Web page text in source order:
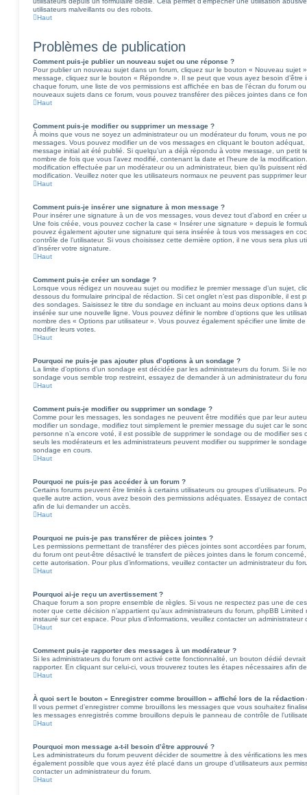
utilisateurs malveillants ou des robots.
Haut
Problèmes de publication
Comment puis-je publier un nouveau sujet ou une réponse ?
Pour publier un nouveau sujet dans un forum, cliquez sur le bouton « Nouveau sujet
message, cliquez sur le bouton « Répondre ». Il se peut que vous ayez besoin
chaque forum, une liste de vos permissions est affichée en bas de l’écran du forum
nouveaux sujets dans ce forum, vous pouvez transférer des pièces jointes dans ce
Haut
Comment puis-je modifier ou supprimer un message ?
À moins que vous ne soyez un administrateur ou un modérateur du forum, vous ne
messages. Vous pouvez modifier un de vos messages en cliquant le bouton
message initial ait été publié. Si quelqu’un a déjà répondu à votre message, un petit
nombre de fois que vous l’avez modifié, contenant la date et l’heure de la
modification effectuée par un modérateur ou un administrateur, bien qu’ils puissent
modification. Veuillez noter que les utilisateurs normaux ne peuvent pas supprimer
Haut
Comment puis-je insérer une signature à mon message ?
Pour insérer une signature à un de vos messages, vous devez tout d’abord en créer
Une fois créée, vous pouvez cocher la case « Insérer une signature » depuis le
pouvez également ajouter une signature qui sera insérée à tous vos messages en
contrôle de l’utilisateur. Si vous choisissez cette dernière option, il ne vous sera plus
d’insérer votre signature.
Haut
Comment puis-je créer un sondage ?
Lorsque vous rédigez un nouveau sujet ou modifiez le premier message d’un sujet,
dessous du formulaire principal de rédaction. Si cet onglet n’est pas disponible, il est
des sondages. Saisissez le titre du sondage en incluant au moins deux options
insérée sur une nouvelle ligne. Vous pouvez définir le nombre d’options que les
nombre des « Options par utilisateur ». Vous pouvez également spécifier une limite
modifier leurs votes.
Haut
Pourquoi ne puis-je pas ajouter plus d’options à un sondage ?
La limite d’options d’un sondage est décidée par les administrateurs du forum. Si le
sondage vous semble trop restreint, essayez de demander à un administrateur du
Haut
Comment puis-je modifier ou supprimer un sondage ?
Comme pour les messages, les sondages ne peuvent être modifiés que par leur
modifier un sondage, modifiez tout simplement le premier message du sujet car le
personne n’a encore voté, il est possible de supprimer le sondage ou de modifier
seuls les modérateurs et les administrateurs peuvent modifier ou supprimer le
sondage en cours.
Haut
Pourquoi ne puis-je pas accéder à un forum ?
Certains forums peuvent être limités à certains utilisateurs ou groupes d’utilisateurs.
quelle autre action, vous avez besoin des permissions adéquates. Essayez de
afin de lui demander un accès.
Haut
Pourquoi ne puis-je pas transférer de pièces jointes ?
Les permissions permettant de transférer des pièces jointes sont accordées par
du forum ont peut-être désactivé le transfert de pièces jointes dans le forum
cette autorisation. Pour plus d’informations, veuillez contacter un administrateur du
Haut
Pourquoi ai-je reçu un avertissement ?
Chaque forum a son propre ensemble de règles. Si vous ne respectez pas une de
noter que cette décision n’appartient qu’aux administrateurs du forum, phpBB
instauré sur cet espace. Pour plus d’informations, veuillez contacter un administrateur
Haut
Comment puis-je rapporter des messages à un modérateur ?
Si les administrateurs du forum ont activé cette fonctionnalité, un bouton dédié
rapporter. En cliquant sur celui-ci, vous trouverez toutes les étapes nécessaires afin
Haut
À quoi sert le bouton « Enregistrer comme brouillon » affiché lors de la rédaction
Il vous permet d’enregistrer comme brouillons les messages que vous souhaitez
les messages enregistrés comme brouillons depuis le panneau de contrôle de
Haut
Pourquoi mon message a-t-il besoin d’être approuvé ?
Les administrateurs du forum peuvent décider de soumettre à des vérifications les
également possible que vous ayez été placé dans un groupe d’utilisateurs aux
contacter un administrateur du forum.
Haut